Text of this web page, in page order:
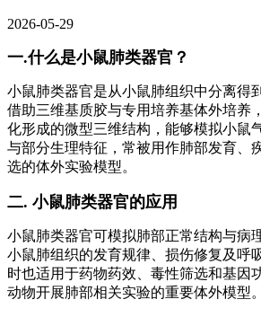
2026-05-29
一.什么是小鼠肺类器官？
小鼠肺类器官是从小鼠肺组织中分离得
借助三维基质胶与专用培养基体外培养
化形成的微型三维结构，能够模拟小鼠
与部分生理特征，常被用作肺部发育、
选的体外实验模型。
二. 小鼠肺类器官的应用
小鼠肺类器官可模拟肺部正常结构与病
小鼠肺组织的发育规律、损伤修复及呼
时也适用于药物药效、毒性筛选和基因
动物开展肺部相关实验的重要体外模型。